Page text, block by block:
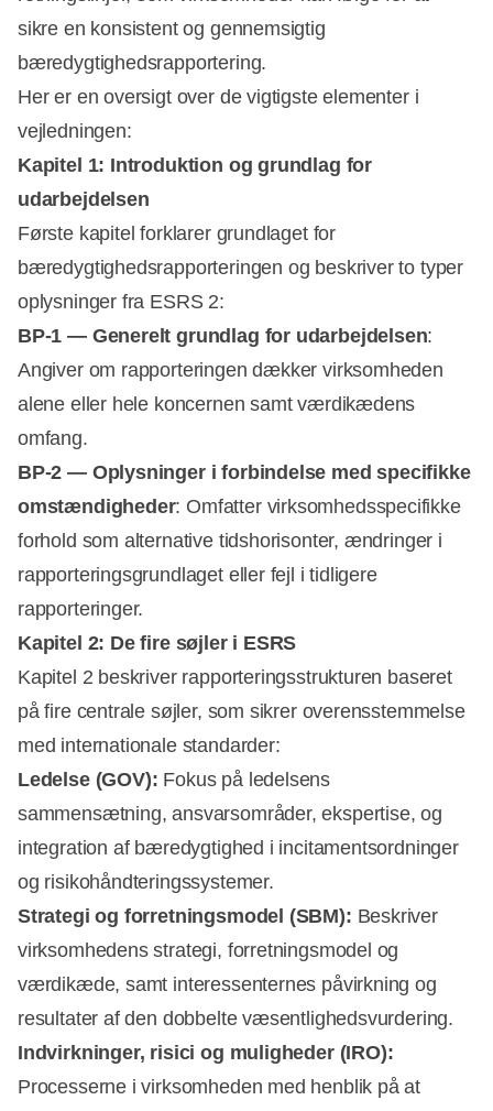
sikre en konsistent og gennemsigtig
bæredygtighedsrapportering.
Her er en oversigt over de vigtigste elementer i
vejledningen:
Kapitel 1: Introduktion og grundlag for
udarbejdelsen
Første kapitel forklarer grundlaget for
bæredygtighedsrapporteringen og beskriver to typer
oplysninger fra ESRS 2:
BP-1 — Generelt grundlag for udarbejdelsen:
Angiver om rapporteringen dækker virksomheden
alene eller hele koncernen samt værdikædens
omfang.
BP-2 — Oplysninger i forbindelse med specifikke
omstændigheder: Omfatter virksomhedsspecifikke
forhold som alternative tidshorisonter, ændringer i
rapporteringsgrundlaget eller fejl i tidligere
rapporteringer.
Kapitel 2: De fire søjler i ESRS
Kapitel 2 beskriver rapporteringsstrukturen baseret
på fire centrale søjler, som sikrer overensstemmelse
med internationale standarder:
Ledelse (GOV): Fokus på ledelsens
sammensætning, ansvarsområder, ekspertise, og
integration af bæredygtighed i incitamentsordninger
og risikohåndteringssystemer.
Strategi og forretningsmodel (SBM): Beskriver
virksomhedens strategi, forretningsmodel og
værdikæde, samt interessenternes påvirkning og
resultater af den dobbelte væsentlighedsvurdering.
Indvirkninger, risici og muligheder (IRO):
Processerne i virksomheden med henblik på at